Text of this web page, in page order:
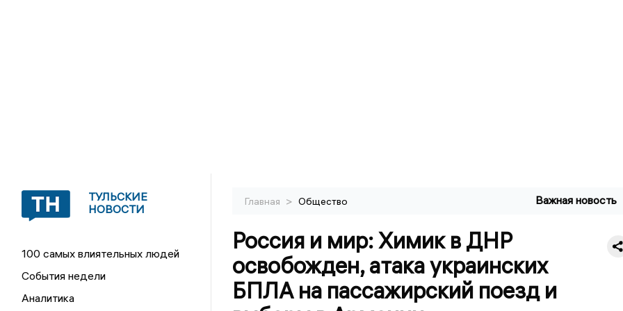
ТУЛЬСКИЕ
НОВОСТИ
100 самых влиятельных людей
События недели
Аналитика
Главная > Общество Важная новость
Россия и мир: Химик в ДНР
освобожден, атака украинских
БПЛА на пассажирский поезд и